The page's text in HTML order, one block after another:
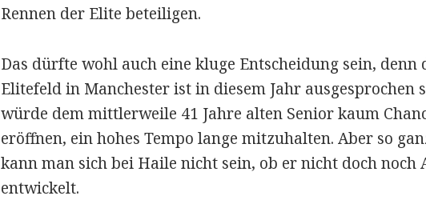
Rennen der Elite beteiligen.
Das dürfte wohl auch eine kluge Entscheidung sein, denn
Elitefeld in Manchester ist in diesem Jahr ausgesprochen
würde dem mittlerweile 41 Jahre alten Senior kaum
eröffnen, ein hohes Tempo lange mitzuhalten. Aber so
kann man sich bei Haile nicht sein, ob er nicht doch noch
entwickelt.